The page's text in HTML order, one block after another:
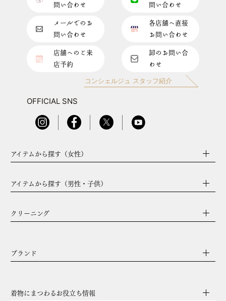
問い合わせ
問い合わせ
メールでのお
問い合わせ
各店舗へ直接
お問い合わせ
店舗へのご来
店予約
卸のお問い合
わせ
コンシェルジュ スタッフ紹介
OFFICIAL SNS
アイテムから探す（女性）
アイテムから探す（男性・子供）
クリーニング
ブランド
着物にまつわるお役立ち情報